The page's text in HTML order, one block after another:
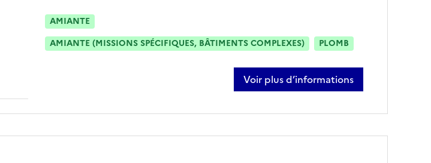
AMIANTE
AMIANTE (MISSIONS SPÉCIFIQUES, BÂTIMENTS COMPLEXES)
PLOMB
Voir plus d’informations
sur davy dubernet